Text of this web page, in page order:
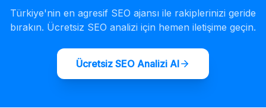
Türkiye'nin en agresif SEO ajansı ile rakiplerinizi geride
bırakın. Ücretsiz SEO analizi için hemen iletişime geçin.
Ücretsiz SEO Analizi Al